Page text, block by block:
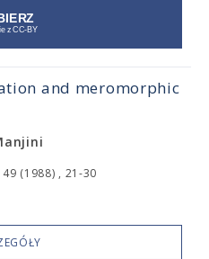
and meromorphic
(1988) , 21-30